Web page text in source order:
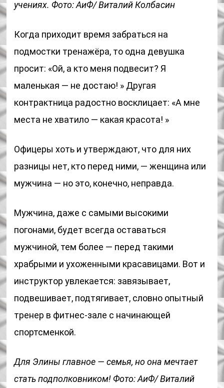
учениях. Фото: АиФ/ Виталий Колбасин
Когда приходит время забраться на
подмостки тренажёра, то одна девушка
просит: «Ой, а кто меня подвесит? Я
маленькая — не достаю! » Другая
контрактница радостно восклицает: «А мне
места не хватило — какая красота! »
Офицеры хоть и утверждают, что для них
разницы нет, кто перед ними, — женщина или
мужчина — но это, конечно, неправда.
Мужчина, даже с самыми высокими
погонами, будет всегда оставаться
мужчиной, тем более — перед такими
храбрыми и ухоженными красавицами. Вот и
инструктор увлекается: завязывает,
подвешивает, подтягивает, словно опытный
тренер в фитнес-зале с начинающей
спортсменкой.
Для Элины главное — семья, но она мечтает
стать подполковником! Фото: АиФ/ Виталий